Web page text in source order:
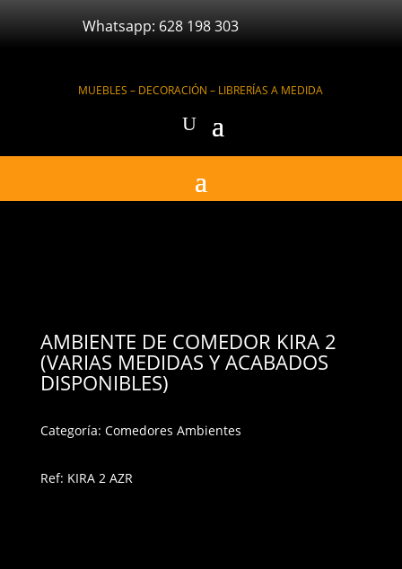
Whatsapp: 628 198 303
MUEBLES – DECORACIÓN – LIBRERÍAS A MEDIDA
AMBIENTE DE COMEDOR KIRA 2
(VARIAS MEDIDAS Y ACABADOS
DISPONIBLES)
Categoría: Comedores Ambientes
Ref: KIRA 2 AZR